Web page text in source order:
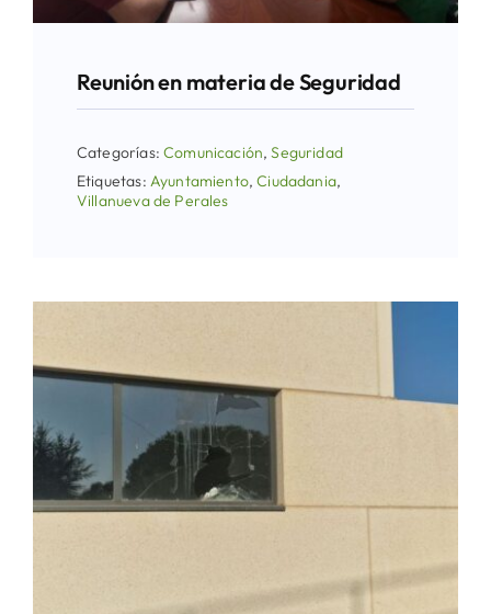
Reunión en materia de Seguridad
Categorías:Comunicación,Seguridad
Etiquetas: Ayuntamiento,Ciudadania,
Villanueva de Perales